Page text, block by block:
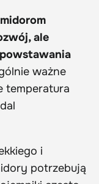
ale
ważne
temperatura
i
potrzebują